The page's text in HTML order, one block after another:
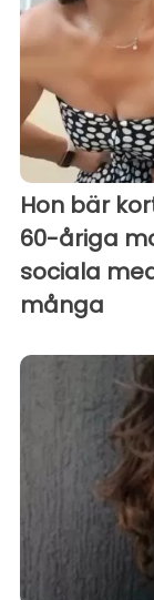
Hon bär
60-åriga
sociala
många